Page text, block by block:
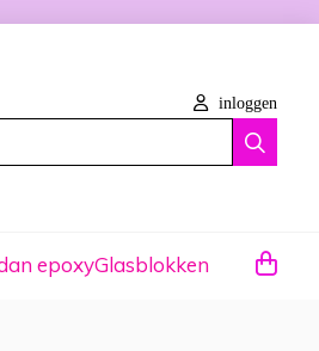
inloggen
epoxyGlasblokken